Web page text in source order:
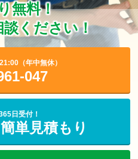
無料！
談ください！
（年中無休）
047
日受付！
単見積もり